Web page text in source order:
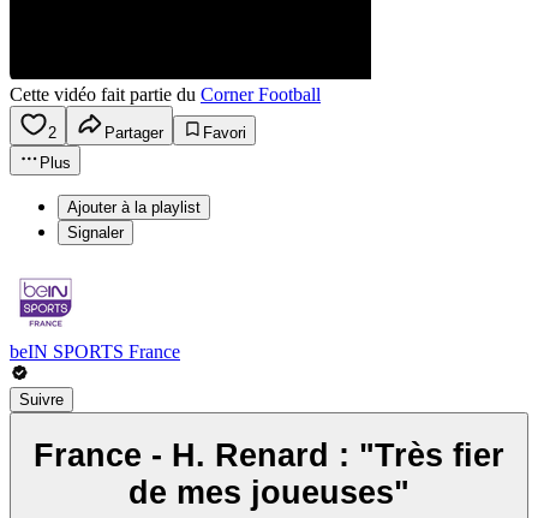
Cette vidéo fait partie du Corner Football
2 Partager
Favori
Plus
Ajouter à la playlist
Signaler
beIN SPORTS France
Suivre
France - H. Renard : "Très fier
de mes joueuses"